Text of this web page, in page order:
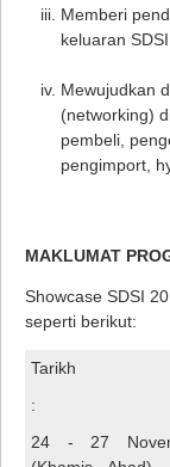
Memberi
keluaran
Mewujudkan
(networking)
pembeli,
pengimport,
MAKLUMAT
Showcase SDSI
seperti berikut:
Tarikh
:
24 - 27